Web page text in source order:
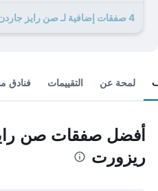
4 صفقات إضافية لـ صن رايز جاردن ليك ريزورت
لمحة عن التقييمات فنادق
أفضل صفقات صن
ريزورت